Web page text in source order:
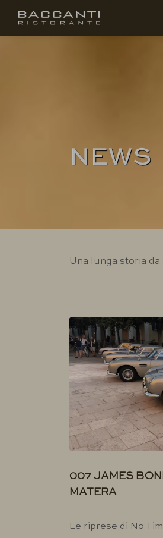
IT
NEWS
Una lunga storia
007 JAMES
MATERA
Le riprese di No